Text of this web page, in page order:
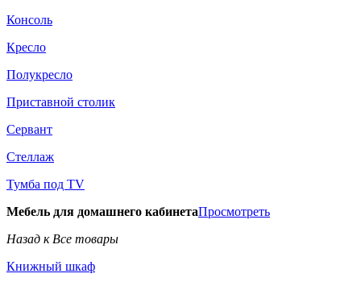
Консоль
Кресло
Полукресло
Приставной столик
Сервант
Стеллаж
Тумба под TV
Мебель для домашнего кабинетаПросмотреть
Назад к Все товары
Книжный шкаф